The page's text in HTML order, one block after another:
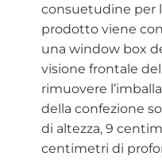
consuetudine per
prodotto viene
una window box
visione frontale
rimuovere
della confezione
di altezza, 9
centimetri di